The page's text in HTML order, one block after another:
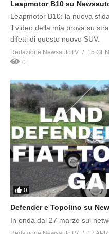
Leapmotor B10 su
Leapmotor B10: la nuova
il video della mia prova su
difetti di questo nuovo SUV.
Redazione NewsautoTV
15
0
0
Defender e Topolino su
In onda dal 27 marzo sul